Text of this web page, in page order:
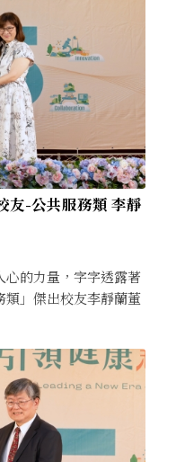
友-公共服務類 李靜
的力量，字字透露著
」傑出校友李靜蘭董